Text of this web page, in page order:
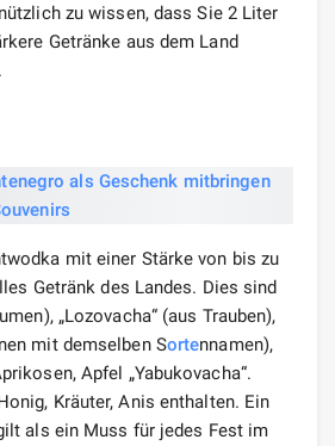
zu wissen, dass Sie 2 Liter
Getränke aus dem Land
mit einer Stärke von bis zu
Getränk des Landes. Dies sind
„Lozovacha“ (aus Trauben),
mit demselben Sortennamen),
Apfel „Yabukovacha“.
Kräuter, Anis enthalten. Ein
als ein Muss für jedes Fest im